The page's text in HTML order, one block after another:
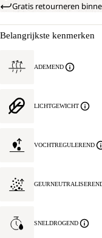
Gratis retourneren
Belangrijkste kenmerken
ADEMEND
LICHTGEWICHT
VOCHTREGULEREND
SNELDROGEND